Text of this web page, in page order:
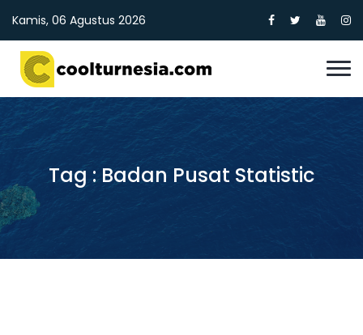
Kamis, 06 Agustus 2026
Tag : Badan Pusat Statistic